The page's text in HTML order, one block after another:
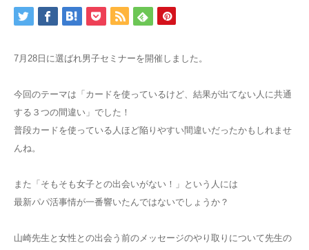
7月28日に選ばれ男子セミナーを開催しました。
今回のテーマは「カードを使っているけど、結果が出てない人に共通
する３つの間違い」でした！
普段カードを使っている人ほど陥りやすい間違いだったかもしれませ
んね。
また「そもそも女子との出会いがない！」という人には
最新パパ活事情が一番響いたんではないでしょうか？
山崎先生と女性との出会う前のメッセージのやり取りについて先生の